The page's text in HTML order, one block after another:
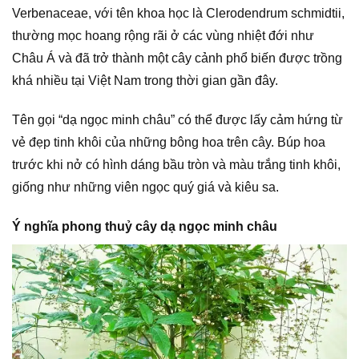
Verbenaceae, với tên khoa học là Clerodendrum schmidtii,
thường mọc hoang rộng rãi ở các vùng nhiệt đới như
Châu Á và đã trở thành một cây cảnh phổ biến được trồng
khá nhiều tại Việt Nam trong thời gian gần đây.
Tên gọi “dạ ngọc minh châu” có thể được lấy cảm hứng từ
vẻ đẹp tinh khôi của những bông hoa trên cây. Búp hoa
trước khi nở có hình dáng bầu tròn và màu trắng tinh khôi,
giống như những viên ngọc quý giá và kiêu sa.
Ý nghĩa phong thuỷ cây dạ ngọc minh châu